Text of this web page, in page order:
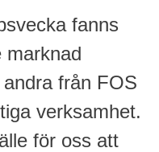
fanns
marknad
från FOS
verksamhet.
för oss att